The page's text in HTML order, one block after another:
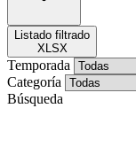
Listado filtrado
XLSX
Temporada
Categoría
Búsqueda